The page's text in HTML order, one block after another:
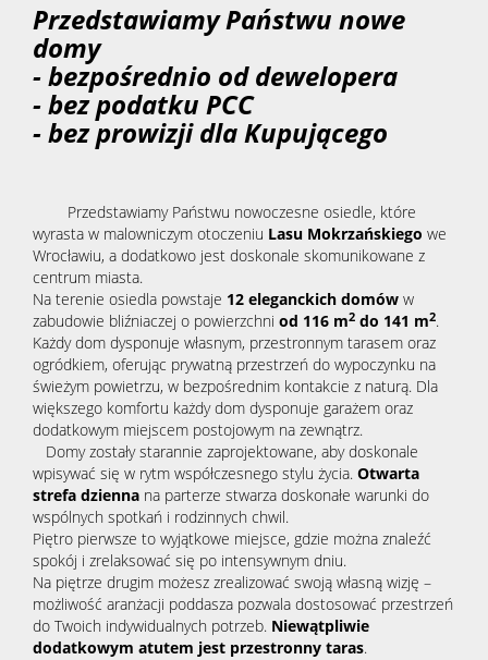
Przedstawiamy Państwu nowe
domy
- bezpośrednio od dewelopera
- bez podatku PCC
- bez prowizji dla Kupującego
Przedstawiamy Państwu nowoczesne osiedle, które
wyrasta w malowniczym otoczeniu Lasu Mokrzańskiego we
Wrocławiu, a dodatkowo jest doskonale skomunikowane z
centrum miasta.
Na terenie osiedla powstaje 12 eleganckich domów w
zabudowie bliźniaczej o powierzchni od 116 m2 do 141 m2.
Każdy dom dysponuje własnym, przestronnym tarasem oraz
ogródkiem, oferując prywatną przestrzeń do wypoczynku na
świeżym powietrzu, w bezpośrednim kontakcie z naturą. Dla
większego komfortu każdy dom dysponuje garażem oraz
dodatkowym miejscem postojowym na zewnątrz.
Domy zostały starannie zaprojektowane, aby doskonale
wpisywać się w rytm współczesnego stylu życia. Otwarta
strefa dzienna na parterze stwarza doskonałe warunki do
wspólnych spotkań i rodzinnych chwil.
Piętro pierwsze to wyjątkowe miejsce, gdzie można znaleźć
spokój i zrelaksować się po intensywnym dniu.
Na piętrze drugim możesz zrealizować swoją własną wizję –
możliwość aranżacji poddasza pozwala dostosować przestrzeń
do Twoich indywidualnych potrzeb. Niewątpliwie
dodatkowym atutem jest przestronny taras.